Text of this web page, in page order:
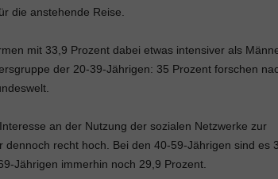
die anstehende Reise.
mit 33,9 Prozent dabei etwas intensiver als
der 20-39-Jährigen: 35 Prozent forschen
an der Nutzung der sozialen Netzwerke zur
dennoch recht hoch. Bei den 40-59-Jährigen sind es
Jährigen immerhin noch 29,9 Prozent.